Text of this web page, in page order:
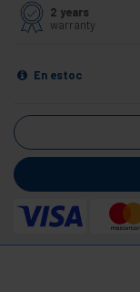
2 years
warranty
En estoc